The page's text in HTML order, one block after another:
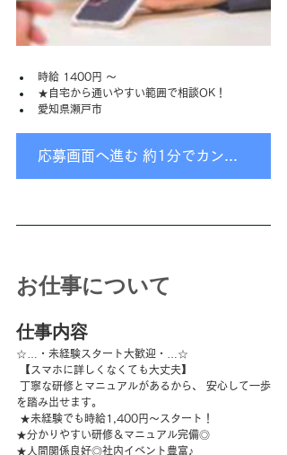
時給 1400円 〜
★自宅から通いやすい範囲で相談OK！
愛知県瀬戸市
お仕事について
仕事内容
☆…・未経験スタート大歓迎・…☆
【スマホに詳しくなくても大丈夫】
を踏み出せます。
★未経験でも時給1,400円～スタート！
★分かりやすい研修＆マニュアル完備◎
★人間関係良好◎社内イベント豊富♪